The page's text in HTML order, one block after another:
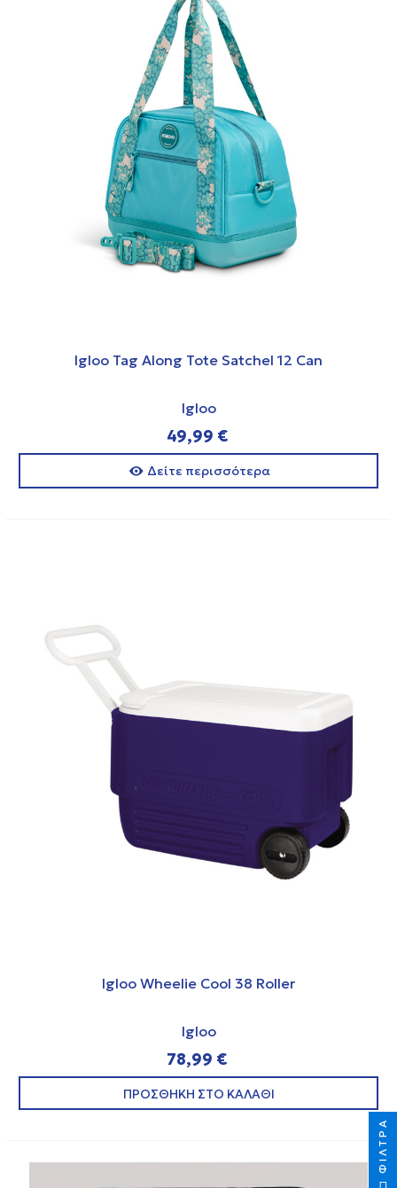
Igloo Tag Along Tote Satchel 12 Can
Igloo
49,99 €
Δείτε περισσότερα
Igloo Wheelie Cool 38 Roller
Igloo
78,99 €
ΠΡΟΣΘΗΚΗ ΣΤΟ ΚΑΛΑΘΙ
ΦΊΛΤΡΑ